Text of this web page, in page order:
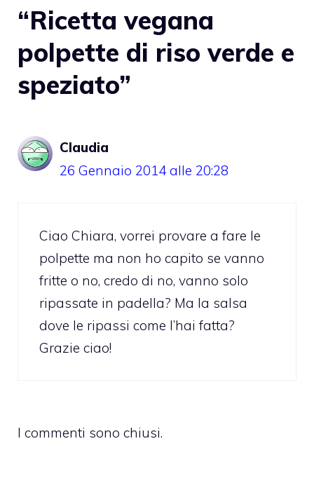
“Ricetta vegana
polpette di riso verde e
speziato”
Claudia
26 Gennaio 2014 alle 20:28
Ciao Chiara, vorrei provare a fare le
polpette ma non ho capito se vanno
fritte o no, credo di no, vanno solo
ripassate in padella? Ma la salsa
dove le ripassi come l’hai fatta?
Grazie ciao!
I commenti sono chiusi.